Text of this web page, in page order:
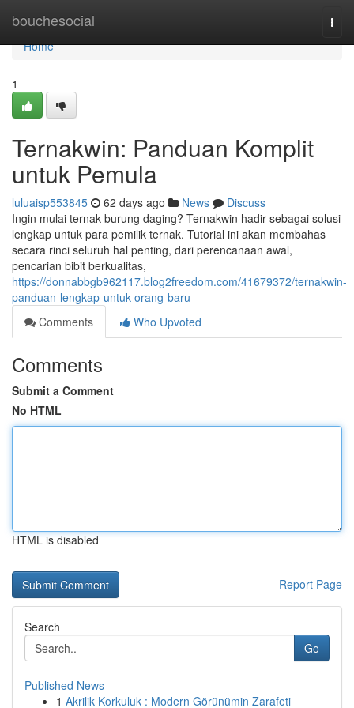
bouchesocial
Home
Home
1
Ternakwin: Panduan Komplit
untuk Pemula
luluaisp553845 62 days ago News
Discuss
Ingin mulai ternak burung daging? Ternakwin hadir sebagai solusi
lengkap untuk para pemilik ternak. Tutorial ini akan membahas
secara rinci seluruh hal penting, dari perencanaan awal,
pencarian bibit berkualitas,
https://donnabbgb962117.blog2freedom.com/41679372/ternakwin-
panduan-lengkap-untuk-orang-baru
Comments
Who Upvoted
Comments
Submit a Comment
No HTML
HTML is disabled
Report Page
Search
Go
Published News
1 Akrilik Korkuluk : Modern Görünümin Zarafeti